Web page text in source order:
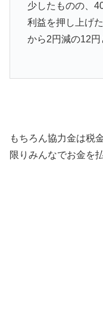
少したものの、
利益を押し上げ
から2円減の12円
もちろん協力金は税
限りみんなでお金を